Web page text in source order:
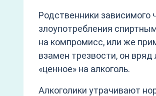
Родственники
злоупотребления
на компромисс, или же
взамен трезвости, он
«ценное» на алкоголь.
Алкоголики утрачивают